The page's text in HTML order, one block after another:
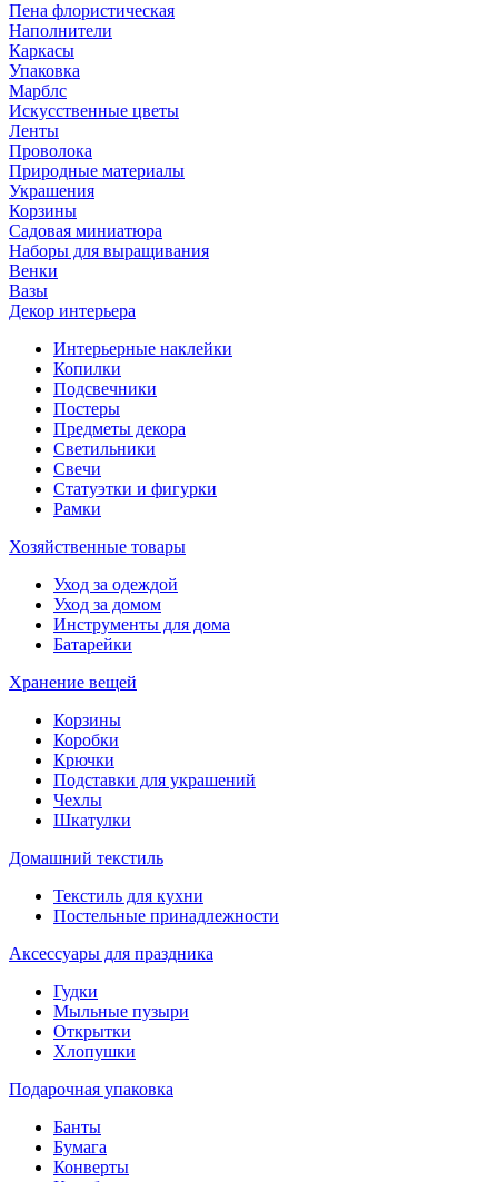
Пена флористическая
Наполнители
Каркасы
Упаковка
Марблс
Искусственные цветы
Ленты
Проволока
Природные материалы
Украшения
Корзины
Садовая миниатюра
Наборы для выращивания
Венки
Вазы
Декор интерьера
Интерьерные наклейки
Копилки
Подсвечники
Постеры
Предметы декора
Светильники
Свечи
Статуэтки и фигурки
Рамки
Хозяйственные товары
Уход за одеждой
Уход за домом
Инструменты для дома
Батарейки
Хранение вещей
Корзины
Коробки
Крючки
Подставки для украшений
Чехлы
Шкатулки
Домашний текстиль
Текстиль для кухни
Постельные принадлежности
Аксессуары для праздника
Гудки
Мыльные пузыри
Открытки
Хлопушки
Подарочная упаковка
Банты
Бумага
Конверты